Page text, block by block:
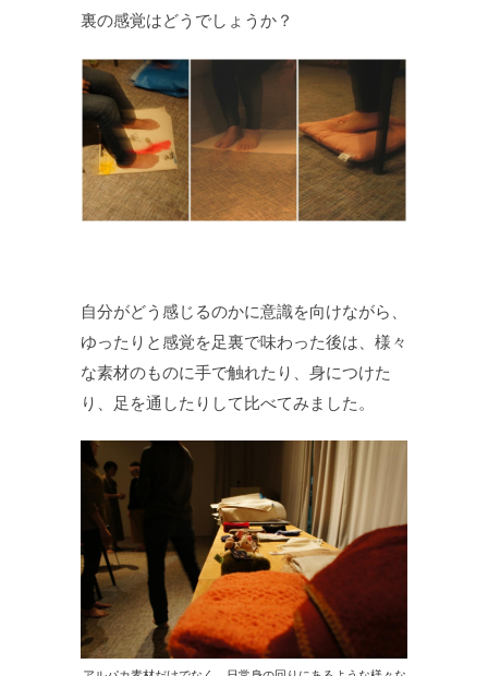
裏の感覚はどうでしょうか？
自分がどう感じるのかに意識を向けながら、
ゆったりと感覚を足裏で味わった後は、様々
な素材のものに手で触れたり、身につけた
り、足を通したりして比べてみました。